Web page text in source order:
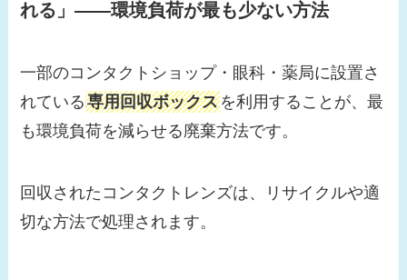
れる」——環境負荷が最も少ない方法
一部のコンタクトショップ・眼科・薬局に設置さ
れている専用回収ボックスを利用することが、最
も環境負荷を減らせる廃棄方法です。
回収されたコンタクトレンズは、リサイクルや適
切な方法で処理されます。